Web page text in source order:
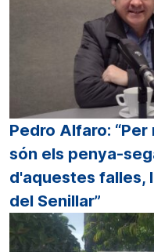
Pedro Alfaro:
són els penya-
d'aquestes falles,
del Senillar”